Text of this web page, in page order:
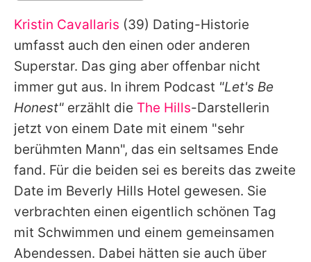
Alle Themen auf Promiflash
Jobs
App runterladen
Team
Redaktionelle Richtlinien
Impressum
Datenschutzerklärung
Nutzungsbedingungen
Kristin Cavallaris (39) Dating-Historie
umfasst auch den einen oder anderen
Superstar. Das ging aber offenbar nicht
immer gut aus. In ihrem Podcast "Let's Be
Honest" erzählt die The Hills-Darstellerin
jetzt von einem Date mit einem "sehr
berühmten Mann", das ein seltsames Ende
fand. Für die beiden sei es bereits das zweite
Date im Beverly Hills Hotel gewesen. Sie
verbrachten einen eigentlich schönen Tag
mit Schwimmen und einem gemeinsamen
Abendessen. Dabei hätten sie auch über